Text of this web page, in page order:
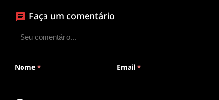
Faça um comentário
Nome * Email *